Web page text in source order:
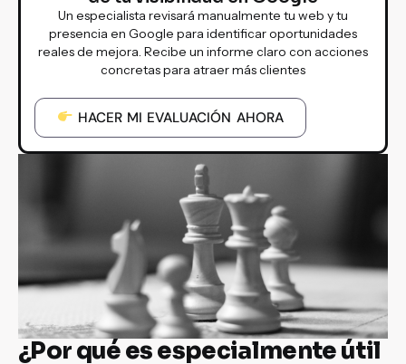
Un especialista revisará manualmente tu web y tu
presencia en Google para identificar oportunidades
reales de mejora. Recibe un informe claro con acciones
concretas para atraer más clientes
HACER MI EVALUACIÓN AHORA
¿Por qué es especialmente útil